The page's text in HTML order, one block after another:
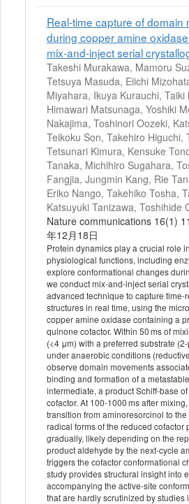
Real-time capture of domain
during copper amine
mix-and-inject serial
Takeshi Murakawa, Mamoru
Tetsuya Masuda, Eiichi
Miyahara, Ikuya Kurauchi, Taiki
Himawari Matsunaga, Yoshiki
Nakajima, Toshinori Oozeki,
Teikoku Son, Takehiro Higuchi,
Tetsunari Kimura, Kensuke
Tanaka, Michihiro Sugahara,
Fangjia, Jungmin Kang, Rie
Eriko Nango, Takehiko Tosha,
Katsuyuki Tanizawa, Toshihide
Nature communications 16(1)
年12月18日
Protein dynamics play a crucial role
physiological functions, including
explore conformational changes
we conduct mix-and-inject serial
advanced technique to capture time-
structures in real time, using the
copper amine oxidase containing a
quinone cofactor. Within 50 ms of
(<4 μm) with a preferred substrate
under anaerobic conditions
observe domain movements
binding and formation of a
intermediate, a product Schiff-base
cofactor. At 100-1000 ms after
transition from aminoresorcinol to
radical forms of the reduced cofactor
gradually, likely depending on the
product aldehyde by the next-cycle
triggers the cofactor conformational
study provides structural insight into
accompanying the active-site
that are hardly scrutinized by studies